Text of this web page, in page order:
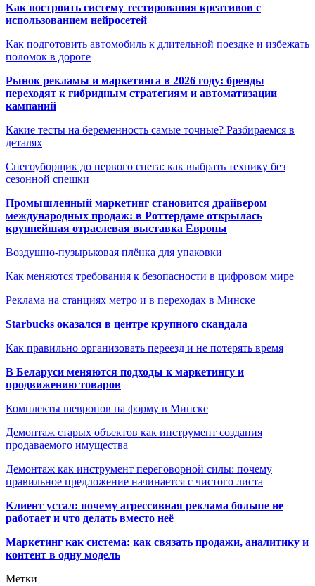
Как построить систему тестирования креативов с
использованием нейросетей
Как подготовить автомобиль к длительной поездке и избежать
поломок в дороге
Рынок рекламы и маркетинга в 2026 году: бренды
переходят к гибридным стратегиям и автоматизации
кампаний
Какие тесты на беременность самые точные? Разбираемся в
деталях
Снегоуборщик до первого снега: как выбрать технику без
сезонной спешки
Промышленный маркетинг становится драйвером
международных продаж: в Роттердаме открылась
крупнейшая отраслевая выставка Европы
Воздушно-пузырьковая плёнка для упаковки
Как меняются требования к безопасности в цифровом мире
Реклама на станциях метро и в переходах в Минске
Starbucks оказался в центре крупного скандала
Как правильно организовать переезд и не потерять время
В Беларуси меняются подходы к маркетингу и
продвижению товаров
Комплекты шевронов на форму в Минске
Демонтаж старых объектов как инструмент создания
продаваемого имущества
Демонтаж как инструмент переговорной силы: почему
правильное предложение начинается с чистого листа
Клиент устал: почему агрессивная реклама больше не
работает и что делать вместо неё
Маркетинг как система: как связать продажи, аналитику и
контент в одну модель
Метки